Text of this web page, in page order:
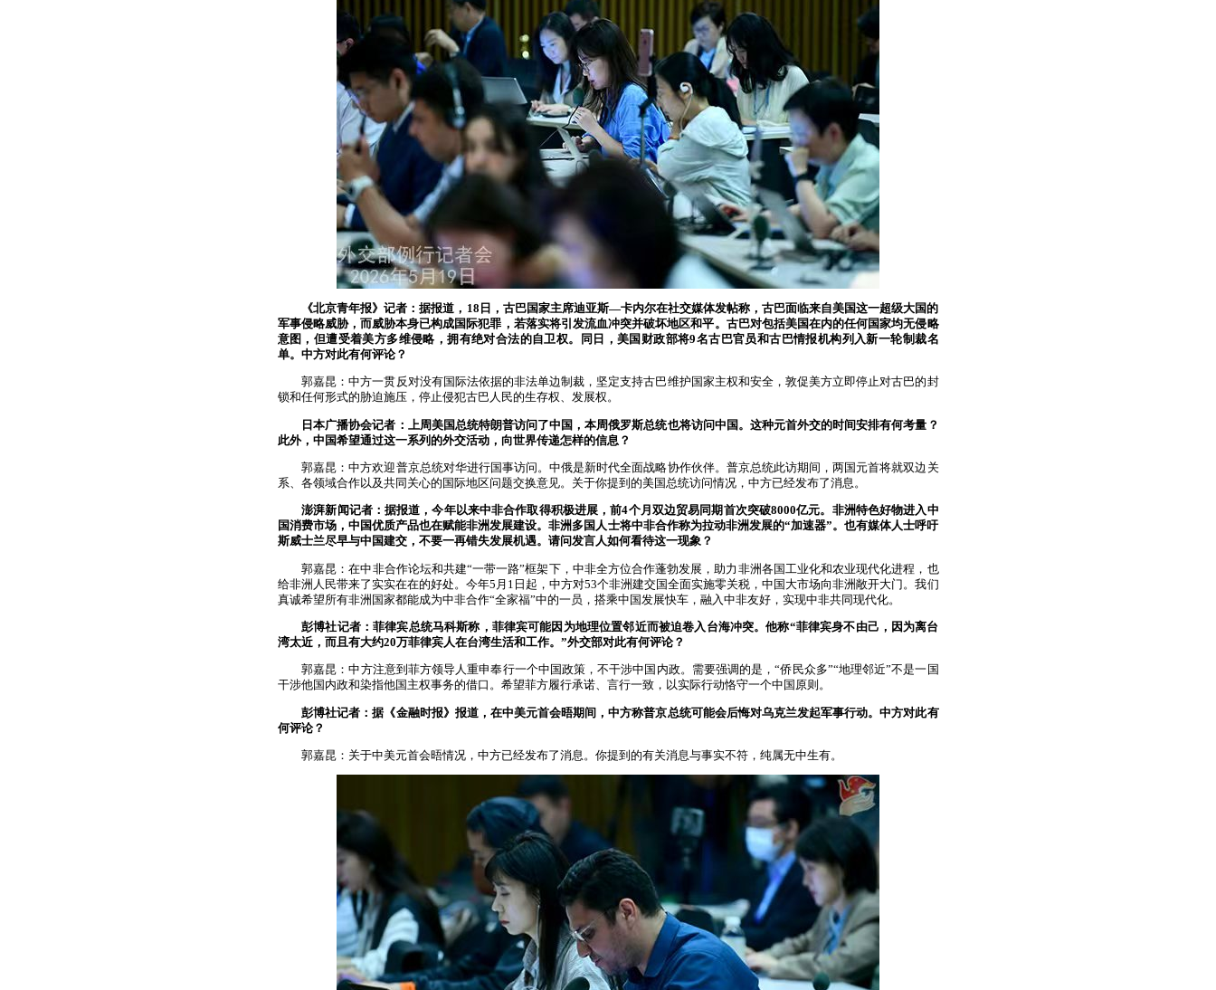
《北京青年报》记者：据报道，18日，古巴国家主席迪亚斯—卡内尔在社交媒体发帖称，古巴面临来自美国这一超级大国的
军事侵略威胁，而威胁本身已构成国际犯罪，若落实将引发流血冲突并破坏地区和平。古巴对包括美国在内的任何国家均无侵略
意图，但遭受着美方多维侵略，拥有绝对合法的自卫权。同日，美国财政部将9名古巴官员和古巴情报机构列入新一轮制裁名
单。中方对此有何评论？
郭嘉昆：中方一贯反对没有国际法依据的非法单边制裁，坚定支持古巴维护国家主权和安全，敦促美方立即停止对古巴的封
锁和任何形式的胁迫施压，停止侵犯古巴人民的生存权、发展权。
日本广播协会记者：上周美国总统特朗普访问了中国，本周俄罗斯总统也将访问中国。这种元首外交的时间安排有何考量？
此外，中国希望通过这一系列的外交活动，向世界传递怎样的信息？
郭嘉昆：中方欢迎普京总统对华进行国事访问。中俄是新时代全面战略协作伙伴。普京总统此访期间，两国元首将就双边关
系、各领域合作以及共同关心的国际地区问题交换意见。关于你提到的美国总统访问情况，中方已经发布了消息。
澎湃新闻记者：据报道，今年以来中非合作取得积极进展，前4个月双边贸易同期首次突破8000亿元。非洲特色好物进入中
国消费市场，中国优质产品也在赋能非洲发展建设。非洲多国人士将中非合作称为拉动非洲发展的“加速器”。也有媒体人士呼吁
斯威士兰尽早与中国建交，不要一再错失发展机遇。请问发言人如何看待这一现象？
郭嘉昆：在中非合作论坛和共建“一带一路”框架下，中非全方位合作蓬勃发展，助力非洲各国工业化和农业现代化进程，也
给非洲人民带来了实实在在的好处。今年5月1日起，中方对53个非洲建交国全面实施零关税，中国大市场向非洲敞开大门。我们
真诚希望所有非洲国家都能成为中非合作“全家福”中的一员，搭乘中国发展快车，融入中非友好，实现中非共同现代化。
彭博社记者：菲律宾总统马科斯称，菲律宾可能因为地理位置邻近而被迫卷入台海冲突。他称“菲律宾身不由己，因为离台
湾太近，而且有大约20万菲律宾人在台湾生活和工作。”外交部对此有何评论？
郭嘉昆：中方注意到菲方领导人重申奉行一个中国政策，不干涉中国内政。需要强调的是，“侨民众多”“地理邻近”不是一国
干涉他国内政和染指他国主权事务的借口。希望菲方履行承诺、言行一致，以实际行动恪守一个中国原则。
彭博社记者：据《金融时报》报道，在中美元首会晤期间，中方称普京总统可能会后悔对乌克兰发起军事行动。中方对此有
何评论？
郭嘉昆：关于中美元首会晤情况，中方已经发布了消息。你提到的有关消息与事实不符，纯属无中生有。